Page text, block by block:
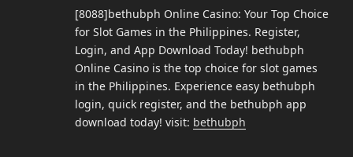
[8088]bethubph Online Casino: Your Top Choice
for Slot Games in the Philippines. Register,
Login, and App Download Today! bethubph
Online Casino is the top choice for slot games
in the Philippines. Experience easy bethubph
login, quick register, and the bethubph app
download today! visit: bethubph